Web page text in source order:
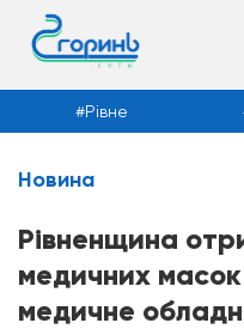
Новини
Рівне
Новина
Рівненщина
медичних
медичне